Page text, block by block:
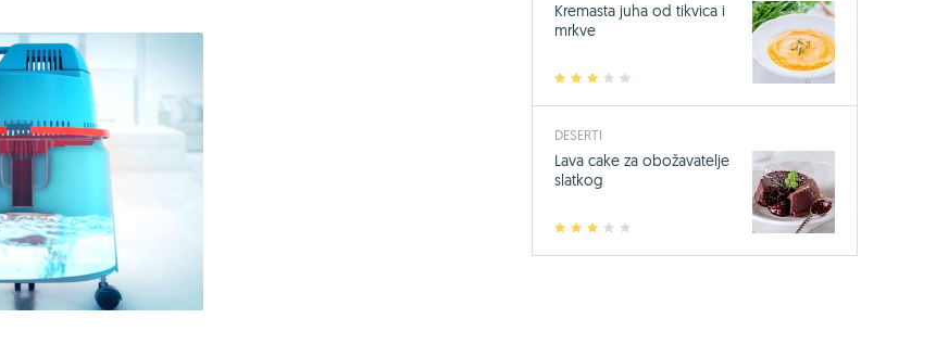
2 3 4
Kremasta juha od tikvica i
mrkve
DESERTI
2 3 4
Lava cake za obožavatelje
slatkog